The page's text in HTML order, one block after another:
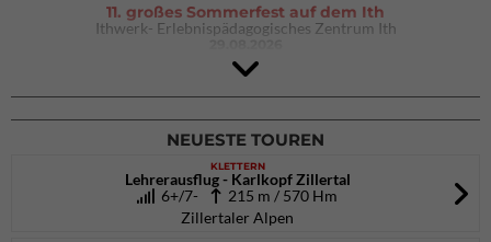
11. großes Sommerfest auf dem Ith
Ithwerk- Erlebnispädagogisches Zentrum Ith
4Blocs KIDS 2026
DAV Kletter- & Boulderzentrum München Süd (Thalkirchen)
26.09.2026
NEUESTE TOUREN
KLETTERN
Lehrerausflug - Karlkopf Zillertal
6+/7-
215 m / 570 Hm
Zillertaler Alpen